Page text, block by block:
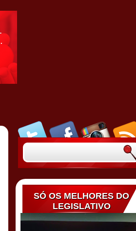
SÓ OS MELHORES DO
LEGISLATIVO